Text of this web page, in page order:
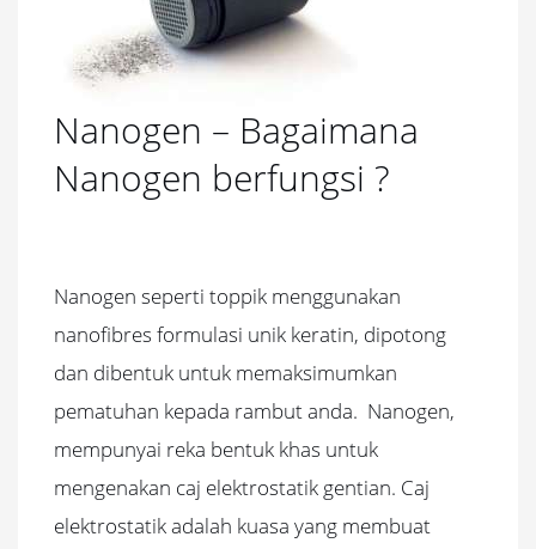
Nanogen – Bagaimana
Nanogen berfungsi ?
Nanogen seperti toppik menggunakan
nanofibres formulasi unik keratin, dipotong
dan dibentuk untuk memaksimumkan
pematuhan kepada rambut anda. Nanogen,
mempunyai reka bentuk khas untuk
mengenakan caj elektrostatik gentian. Caj
elektrostatik adalah kuasa yang membuat